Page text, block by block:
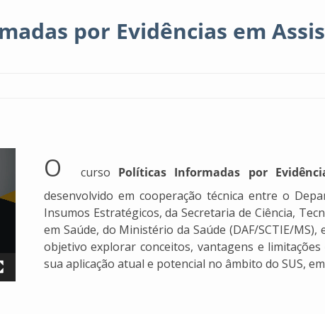
por Evidências em
O curso Políticas Informadas por
desenvolvido em cooperação técnica entre o
Insumos Estratégicos, da Secretaria de Ciência,
em Saúde, do Ministério da Saúde (DAF/SCTIE/
objetivo explorar conceitos, vantagens e
sua aplicação atual e potencial no âmbito do SUS,